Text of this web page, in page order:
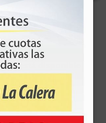
no está disponible